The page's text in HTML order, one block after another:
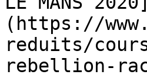
(https://
reduits/
rebellion-